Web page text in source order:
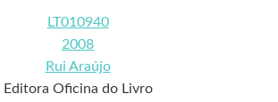
LT010940
2008
Rui Araújo
Editora Oficina do Livro